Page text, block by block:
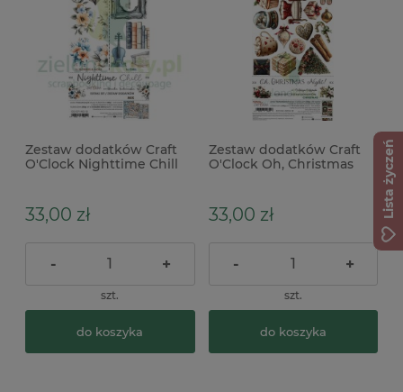
Zestaw dodatków Craft
O'Clock Nighttime Chill
33,00 zł
- +
szt.
do koszyka
Zestaw dodatków Craft
O'Clock Oh, Christmas
33,00 zł
- +
szt.
do koszyka
Lista życzeń